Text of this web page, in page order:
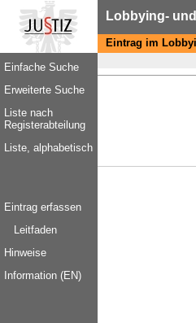
Lobbying-
Eintrag im
Einfache Suche
Erweiterte Suche
Liste nach
Registerabteilung
Liste, alphabetisch
Eintrag erfassen
Leitfaden
Hinweise
Information (EN)